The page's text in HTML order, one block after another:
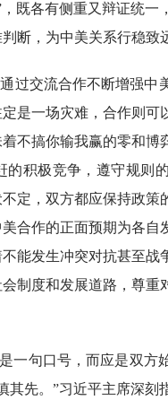
既各有侧重又辩证统一
断，为中美关系行稳致
过交流合作不断增强中
是一场灾难，合作则可
不搞你输我赢的零和博
的积极竞争，遵守规则
定，双方都应保持政策
合作的正面预期为各自
能发生冲突对抗甚至战
制度和发展道路，尊重
一句口号，而应是双方
其先。”习近平主席深刻